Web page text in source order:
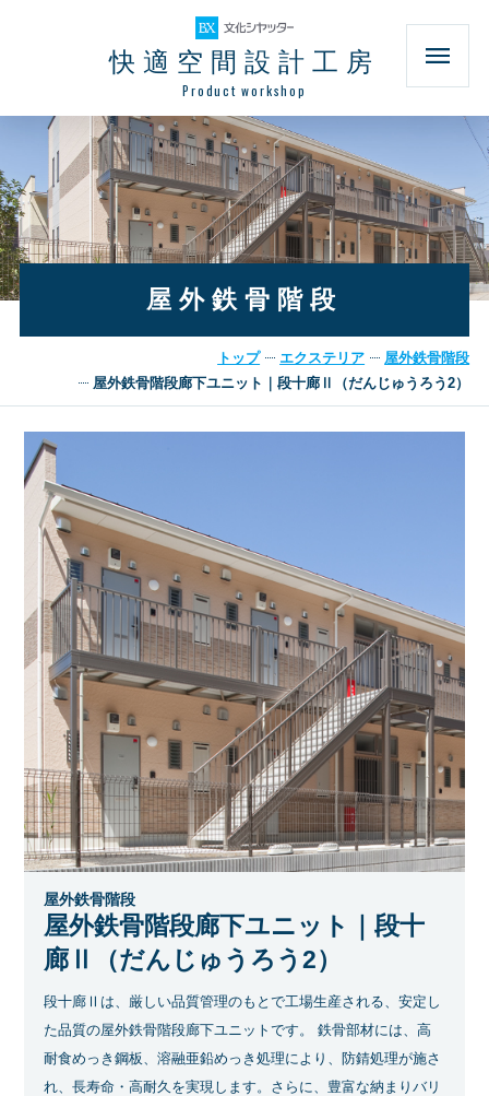
快適空間設計工房
Product workshop
屋外鉄骨階段
トップ エクステリア
屋外鉄骨階段
屋外鉄骨階段廊下ユニット｜段十廊Ⅱ（だんじゅうろう2）
屋外鉄骨階段
屋外鉄骨階段廊下ユニット｜段十
廊Ⅱ（だんじゅうろう2）
段十廊Ⅱは、厳しい品質管理のもとで工場生産される、安定し
た品質の屋外鉄骨階段廊下ユニットです。 鉄骨部材には、高
耐食めっき鋼板、溶融亜鉛めっき処理により、防錆処理が施さ
れ、長寿命・高耐久を実現します。さらに、豊富な納まりバリ